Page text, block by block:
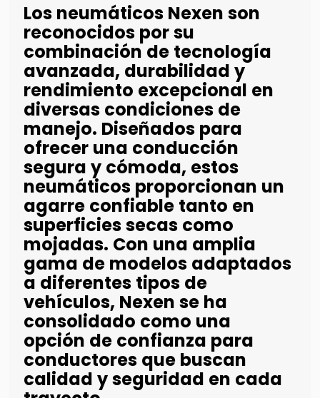
Los neumáticos Nexen son
reconocidos por su
combinación de tecnología
avanzada, durabilidad y
rendimiento excepcional en
diversas condiciones de
manejo. Diseñados para
ofrecer una conducción
segura y cómoda, estos
neumáticos proporcionan un
agarre confiable tanto en
superficies secas como
mojadas. Con una amplia
gama de modelos adaptados
a diferentes tipos de
vehículos, Nexen se ha
consolidado como una
opción de confianza para
conductores que buscan
calidad y seguridad en cada